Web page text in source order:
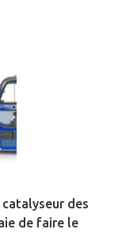
des
de faire le